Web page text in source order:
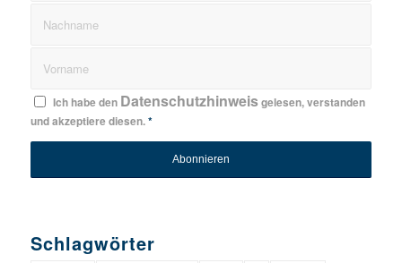
Ich habe den Datenschutzhinweisgelesen, verstanden
und akzeptiere diesen.*
Schlagwörter